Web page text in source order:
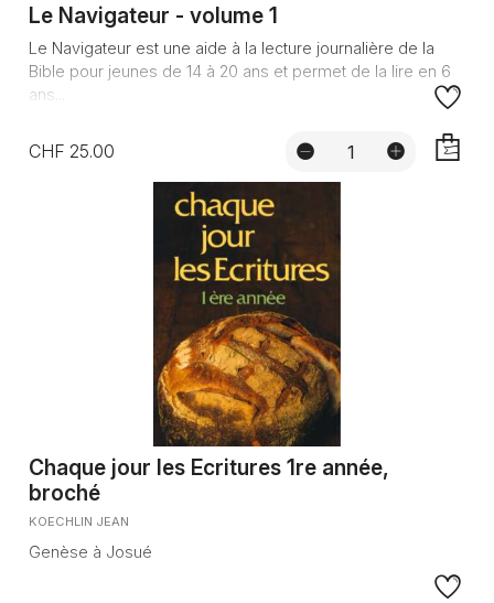
Le Navigateur - volume 1
Le Navigateur est une aide à la lecture journalière de la
Bible pour jeunes de 14 à 20 ans et permet de la lire en 6
ans...
CHF 25.00
Chaque jour les Ecritures 1re année,
broché
KOECHLIN JEAN
Genèse à Josué